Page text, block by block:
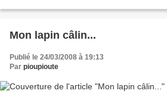
Mon lapin câlin...
Publié le 24/03/2008 à 19:13
Par pioupioute